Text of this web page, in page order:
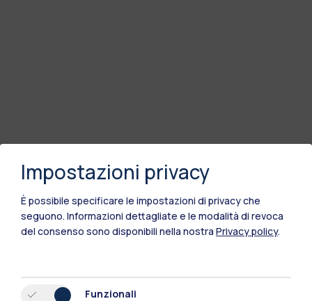
Impostazioni privacy
È possibile specificare le impostazioni di privacy che
seguono. Informazioni dettagliate e le modalità di revoca
del consenso sono disponibili nella nostra Privacy policy.
Funzionali